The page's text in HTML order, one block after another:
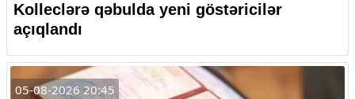
Kolleclərə qəbulda yeni göstəricilər
açıqlandı
05-08-2026 20:45